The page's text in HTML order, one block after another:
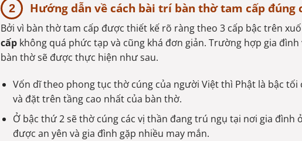
Hướng dẫn về cách bài trí bàn thờ tam cấp đúng
Bởi vì bàn thờ tam cấp được thiết kế rõ ràng theo 3 cấp bậc trên
cấp không quá phức tạp và cũng khá đơn giản. Trường hợp gia
bàn thờ sẽ được thực hiện như sau.
Vốn dĩ theo phong tục thờ cúng của người Việt thì Phật là bậc
và đặt trên tầng cao nhất của bàn thờ.
Ở bậc thứ 2 sẽ thờ cúng các vị thần đang trú ngụ tại nơi gia đình
được an yên và gia đình gặp nhiều may mắn.